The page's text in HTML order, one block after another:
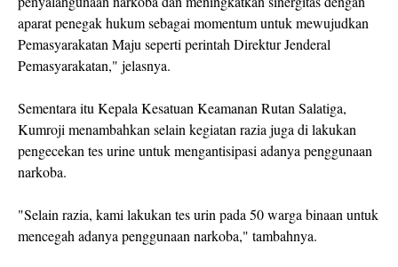
aparat penegak hukum sebagai momentum untuk mewujudkan
Pemasyarakatan Maju seperti perintah Direktur Jenderal
Pemasyarakatan," jelasnya.
Sementara itu Kepala Kesatuan Keamanan Rutan Salatiga,
Kumroji menambahkan selain kegiatan razia juga di lakukan
pengecekan tes urine untuk mengantisipasi adanya penggunaan
narkoba.
"Selain razia, kami lakukan tes urin pada 50 warga binaan untuk
mencegah adanya penggunaan narkoba," tambahnya.